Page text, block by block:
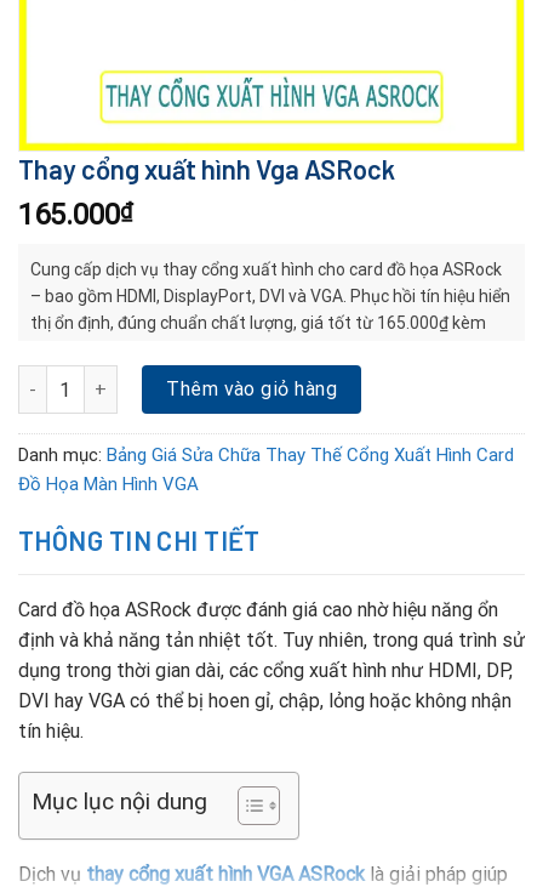
Thay cổng xuất hình Vga ASRock
165.000₫
Cung cấp dịch vụ thay cổng xuất hình cho card đồ họa ASRock
– bao gồm HDMI, DisplayPort, DVI và VGA. Phục hồi tín hiệu hiển
thị ổn định, đúng chuẩn chất lượng, giá tốt từ 165.000₫ kèm
Thay cổng xuất hình Vga ASRock số lượng
Thêm vào giỏ hàng
Danh mục: Bảng Giá Sửa Chữa Thay Thế Cổng Xuất Hình Card
Đồ Họa Màn Hình VGA
THÔNG TIN CHI TIẾT
Card đồ họa ASRock được đánh giá cao nhờ hiệu năng ổn
định và khả năng tản nhiệt tốt. Tuy nhiên, trong quá trình sử
dụng trong thời gian dài, các cổng xuất hình như HDMI, DP,
DVI hay VGA có thể bị hoen gỉ, chập, lỏng hoặc không nhận
tín hiệu.
Mục lục nội dung
Dịch vụ thay cổng xuất hình VGA ASRock là giải pháp giúp